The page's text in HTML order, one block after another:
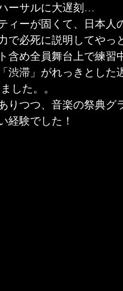
ーサルに大遅刻…
ィーが固くて、日本人
で必死に説明してやっ
含め全員舞台上で練習
渋滞」がれっきとした
した。。
りつつ、音楽の祭典グ
経験でした！